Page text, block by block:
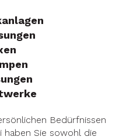
Bedürfnissen
haben Sie sowohl die